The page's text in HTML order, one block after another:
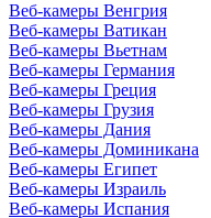
Веб-камеры Венгрия
Веб-камеры Ватикан
Веб-камеры Вьетнам
Веб-камеры Германия
Веб-камеры Греция
Веб-камеры Грузия
Веб-камеры Дания
Веб-камеры Доминикана
Веб-камеры Египет
Веб-камеры Израиль
Веб-камеры Испания